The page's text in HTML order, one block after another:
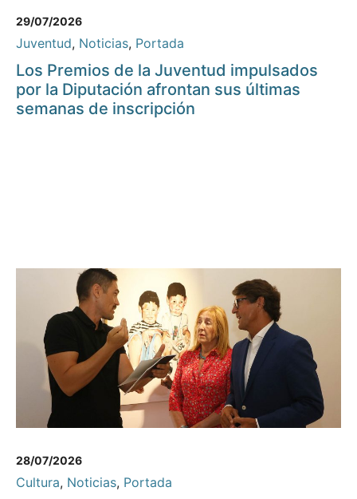
29/07/2026
Juventud, Noticias, Portada
Los Premios de la Juventud impulsados
por la Diputación afrontan sus últimas
semanas de inscripción
28/07/2026
Cultura, Noticias, Portada